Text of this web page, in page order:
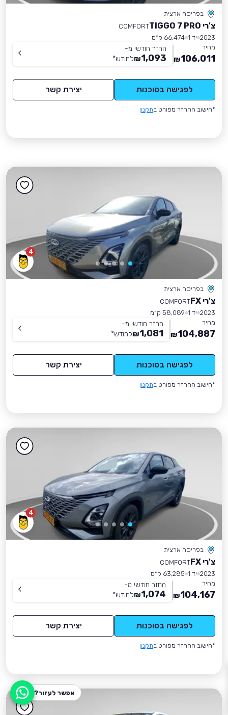
בפריסה ארצית
צ'רי TIGGO 7 PRO
COMFORT
2023 יד 1
66,474 ק״מ
מחיר
106,011
₪
החזר חודשי מ-
1,093
₪לחודש*
לפגישה בסוכנות יצירת קשר
*חישוב ההחזר מפורט בתקנון
4
בפריסה ארצית
צ'רי FX
COMFORT
2023 יד 1
58,089 ק״מ
מחיר
104,887
₪
החזר חודשי מ-
1,081
₪לחודש*
לפגישה בסוכנות יצירת קשר
*חישוב ההחזר מפורט בתקנון
4
בפריסה ארצית
צ'רי FX
COMFORT
2023 יד 1
63,285 ק״מ
מחיר
104,167
₪
החזר חודשי מ-
1,074
₪לחודש*
לפגישה בסוכנות יצירת קשר
*חישוב ההחזר מפורט בתקנון
אפשר לעזור?